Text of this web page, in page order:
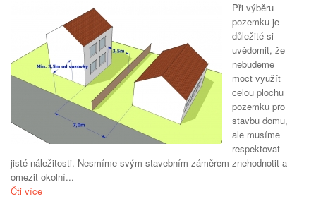
Při výběru
pozemku je
důležité si
uvědomit, že
nebudeme
moct využít
celou plochu
pozemku pro
stavbu domu,
ale musíme
respektovat
jisté náležitosti. Nesmíme svým stavebním záměrem znehodnotit a
omezit okolní...
Čti více